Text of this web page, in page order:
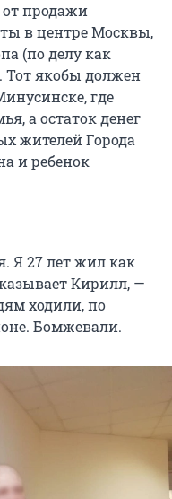
от продажи
в центре Москвы,
(по делу как
Тот якобы должен
где
а остаток денег
жителей Города
и ребенок
Я 27 лет жил как
Кирилл, —
ходили, по
Бомжевали.